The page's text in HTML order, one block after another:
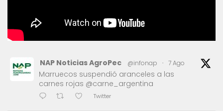
NAP Noticias AgroPec @infonap · 7 Ago
Marruecos suspendió aranceles a las
carnes rojas @carne_argentina
Twitter